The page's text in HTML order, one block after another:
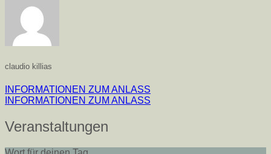
claudio killias
INFORMATIONEN ZUM ANLASS
INFORMATIONEN ZUM ANLASS
Veranstaltungen